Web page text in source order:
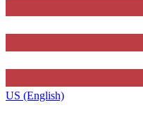
US (English)